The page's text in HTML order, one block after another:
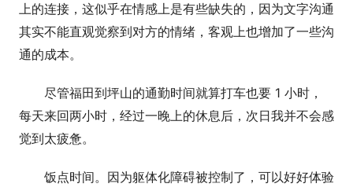
上的连接，这似乎在情感上是有些缺失的，因为文字沟通
其实不能直观觉察到对方的情绪，客观上也增加了一些沟
通的成本。
尽管福田到坪山的通勤时间就算打车也要 1 小时，
每天来回两小时，经过一晚上的休息后，次日我并不会感
觉到太疲惫。
饭点时间。因为躯体化障碍被控制了，可以好好体验